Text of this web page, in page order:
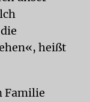
heißt
Familie